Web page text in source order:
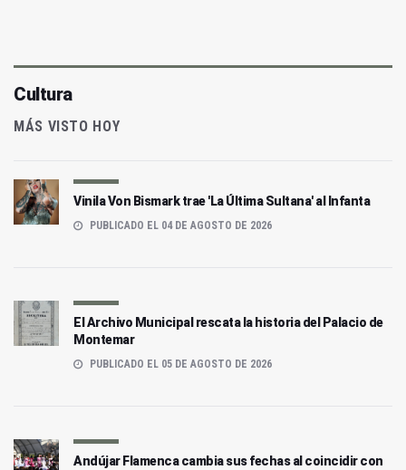
Cultura
MÁS VISTO HOY
Vinila Von Bismark trae 'La Última Sultana' al Infanta
PUBLICADO EL 04 DE AGOSTO DE 2026
El Archivo Municipal rescata la historia del Palacio de
Montemar
PUBLICADO EL 05 DE AGOSTO DE 2026
Andújar Flamenca cambia sus fechas al coincidir con